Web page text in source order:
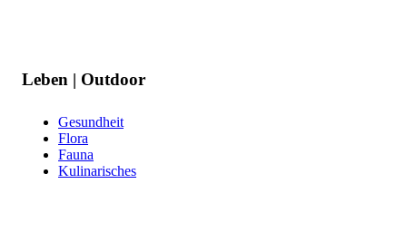
Leben | Outdoor
Gesundheit
Flora
Fauna
Kulinarisches